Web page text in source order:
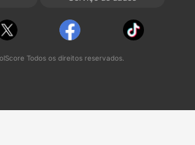
Todos os direitos reservados.